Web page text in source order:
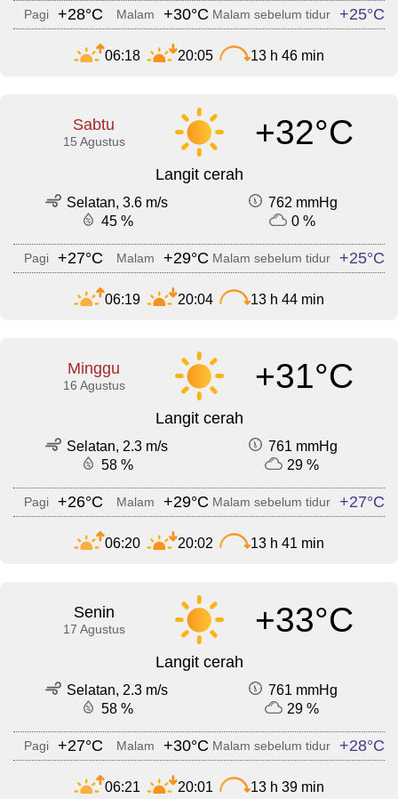
Pagi +28°C Malam +30°C Malam sebelum tidur +25°C
06:18 20:05 13 h 46 min
Sabtu
15 Agustus +32°C
Langit cerah
Selatan, 3.6 m/s
762 mmHg
45 %
0 %
Pagi +27°C Malam +29°C Malam sebelum tidur +25°C
06:19 20:04 13 h 44 min
Minggu
16 Agustus +31°C
Langit cerah
Selatan, 2.3 m/s
761 mmHg
58 %
29 %
Pagi +26°C Malam +29°C Malam sebelum tidur +27°C
06:20 20:02 13 h 41 min
Senin
17 Agustus +33°C
Langit cerah
Selatan, 2.3 m/s
761 mmHg
58 %
29 %
Pagi +27°C Malam +30°C Malam sebelum tidur +28°C
06:21 20:01 13 h 39 min